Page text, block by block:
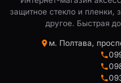
защитное стекло и пленки,
другое. Быстрая
м. Полтава,